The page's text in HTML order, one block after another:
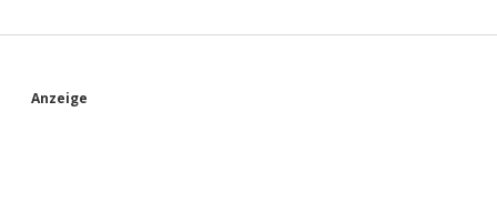
S
Anzeige